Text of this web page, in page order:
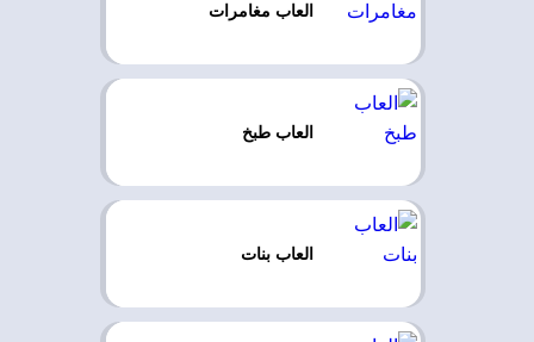
العاب مغامرات
العاب طبخ
العاب بنات